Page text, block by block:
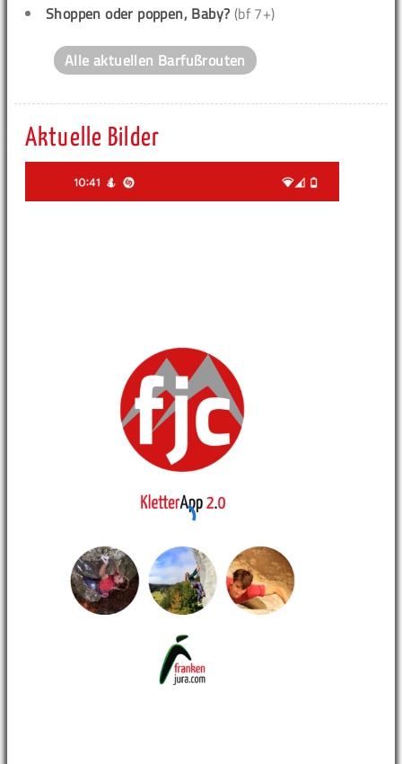
Shoppen oder poppen, Baby? (bf 7+)
Alle aktuellen Barfußrouten
Aktuelle Bilder